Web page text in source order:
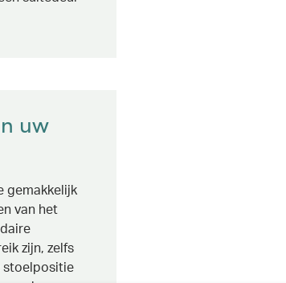
uw
gemakkelijk
van het
zijn, zelfs
stoelpositie